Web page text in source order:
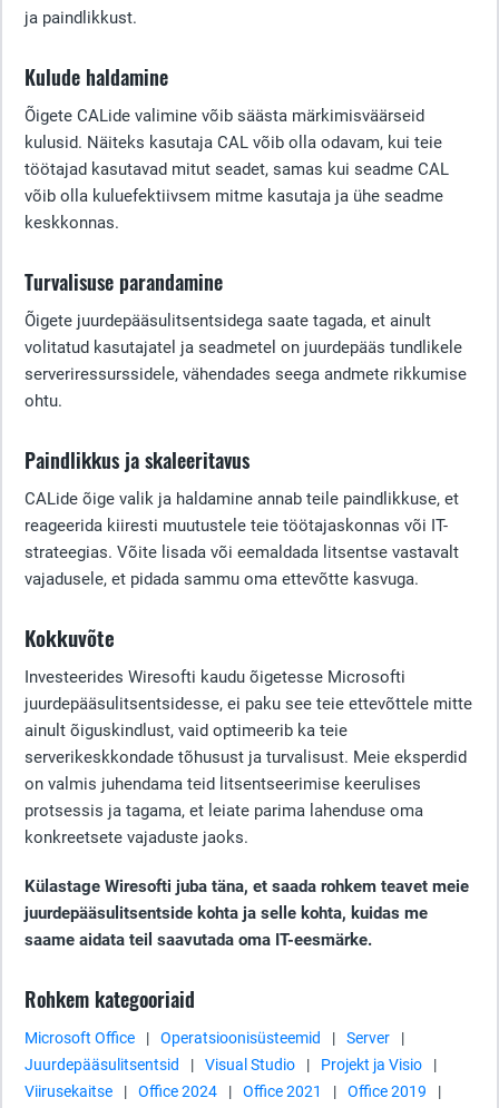
ja paindlikkust.
Kulude haldamine
Õigete CALide valimine võib säästa märkimisväärseid
kulusid. Näiteks kasutaja CAL võib olla odavam, kui teie
töötajad kasutavad mitut seadet, samas kui seadme CAL
võib olla kuluefektiivsem mitme kasutaja ja ühe seadme
keskkonnas.
Turvalisuse parandamine
Õigete juurdepääsulitsentsidega saate tagada, et ainult
volitatud kasutajatel ja seadmetel on juurdepääs tundlikele
serveriressurssidele, vähendades seega andmete rikkumise
ohtu.
Paindlikkus ja skaleeritavus
CALide õige valik ja haldamine annab teile paindlikkuse, et
reageerida kiiresti muutustele teie töötajaskonnas või IT-
strateegias. Võite lisada või eemaldada litsentse vastavalt
vajadusele, et pidada sammu oma ettevõtte kasvuga.
Kokkuvõte
Investeerides Wiresofti kaudu õigetesse Microsofti
juurdepääsulitsentsidesse, ei paku see teie ettevõttele mitte
ainult õiguskindlust, vaid optimeerib ka teie
serverikeskkondade tõhusust ja turvalisust. Meie eksperdid
on valmis juhendama teid litsentseerimise keerulises
protsessis ja tagama, et leiate parima lahenduse oma
konkreetsete vajaduste jaoks.
Külastage Wiresofti juba täna, et saada rohkem teavet meie
juurdepääsulitsentside kohta ja selle kohta, kuidas me
saame aidata teil saavutada oma IT-eesmärke.
Rohkem kategooriaid
Microsoft Office | Operatsioonisüsteemid | Server
|
Juurdepääsulitsentsid
| Visual Studio | Projekt ja Visio
|
Viirusekaitse
| Office 2024 | Office 2021 | Office 2019
|